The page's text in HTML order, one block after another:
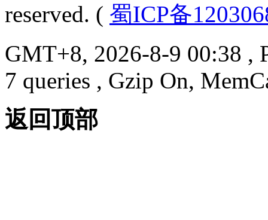
reserved. ( 蜀ICP备
GMT+8, 2026-8-9 00:38 ,
7 queries , Gzip On,
返回顶部